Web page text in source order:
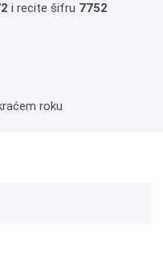
i recite šifru 7752
roku